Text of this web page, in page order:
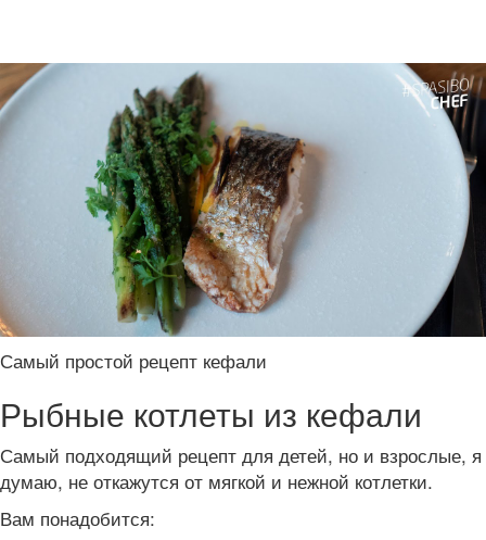
Самый простой рецепт кефали
Рыбные котлеты из кефали
Самый подходящий рецепт для детей, но и взрослые, я
думаю, не откажутся от мягкой и нежной котлетки.
Вам понадобится: